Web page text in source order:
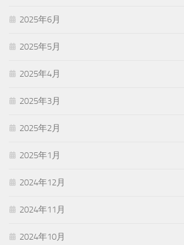
2025年6月
2025年5月
2025年4月
2025年3月
2025年2月
2025年1月
2024年12月
2024年11月
2024年10月